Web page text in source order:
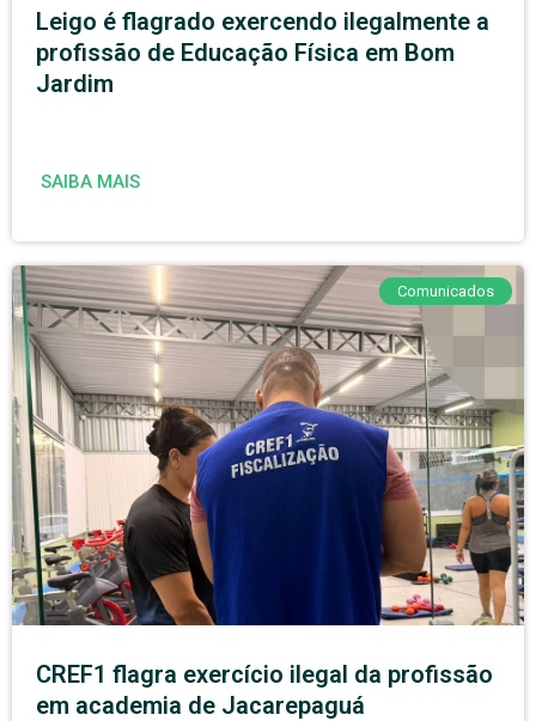
Leigo é flagrado exercendo ilegalmente a
profissão de Educação Física em Bom
Jardim
SAIBA MAIS
Comunicados
CREF1 flagra exercício ilegal da profissão
em academia de Jacarepaguá